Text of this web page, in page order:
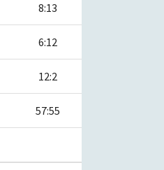
8:13
6:12
12:2
57:55